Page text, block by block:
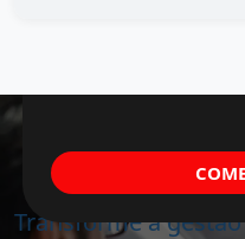
Transforme a